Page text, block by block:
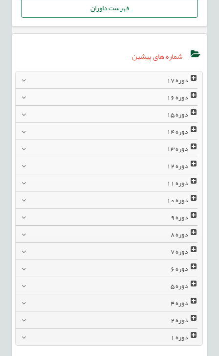
فهرست داوران
شماره های پیشین
دوره17
دوره16
دوره15
دوره14
دوره13
دوره12
دوره11
دوره10
دوره9
دوره8
دوره7
دوره6
دوره5
دوره4
دوره2
دوره1